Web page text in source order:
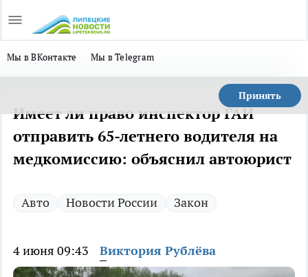
Мы в ВКонтакте Мы в Telegram
Принять
Имеет ли право инспектор ГАИ
отправить 65-летнего водителя на
медкомиссию: объяснил автоюрист
Авто Новости России Закон
4 июня 09:43 Виктория Рублёва